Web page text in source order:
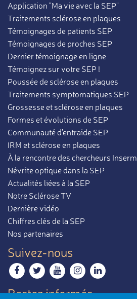
Application "Ma vie avec la SEP"
Traitements sclérose en plaques
Témoignages de patients SEP
Témoignages de proches SEP
Dernier témoignage en ligne
Témoignez sur votre SEP !
Poussée de sclérose en plaques
Traitements symptomatiques SEP
Grossesse et sclérose en plaques
Formes et évolutions de SEP
Communauté d'entraide SEP
IRM et sclérose en plaques
À la rencontre des chercheurs Inserm
Névrite optique dans la SEP
Actualités liées à la SEP
Notre Sclérose TV
Dernière vidéo
Chiffres clés de la SEP
Nos partenaires
Suivez-nous
Restez informés